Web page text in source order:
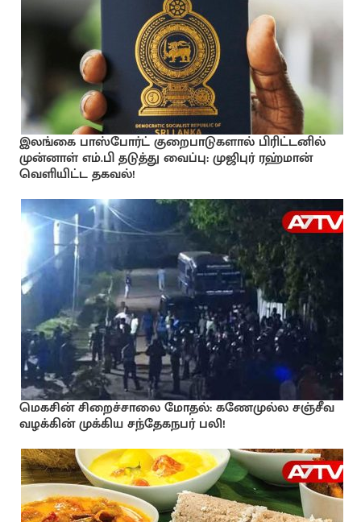
இலங்கை பாஸ்போர்ட் குறைபாடுகளால் பிரிட்டனில்
முன்னாள் எம்.பி தடுத்து வைப்பு: முஜிபுர் ரஹ்மான்
வெளியிட்ட தகவல்!
மெகசின் சிறைச்சாலை மோதல்: கணேமுல்ல சஞ்சீவ
வழக்கின் முக்கிய சந்தேகநபர் பலி!